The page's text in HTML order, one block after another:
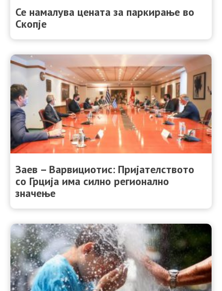
Се намалува цената за паркирање во
Скопје
Заев – Варвициотис: Пријателството
со Грција има силно регионално
значење